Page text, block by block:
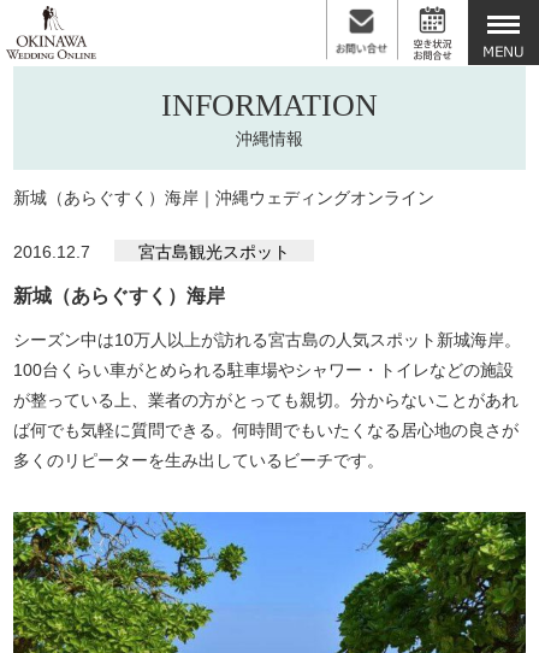
INFORMATION
沖縄情報
新城（あらぐすく）海岸｜沖縄ウェディングオンライン
2016.12.7 宮古島観光スポット
新城（あらぐすく）海岸
シーズン中は10万人以上が訪れる宮古島の人気スポット新城海岸。
100台くらい車がとめられる駐車場やシャワー・トイレなどの施設
が整っている上、業者の方がとっても親切。分からないことがあれ
ば何でも気軽に質問できる。何時間でもいたくなる居心地の良さが
多くのリピーターを生み出しているビーチです。